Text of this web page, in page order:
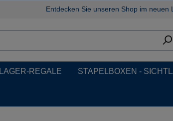
Entdecken Sie unseren Shop im neuen
LAGER-REGALE STAPELBOXEN -